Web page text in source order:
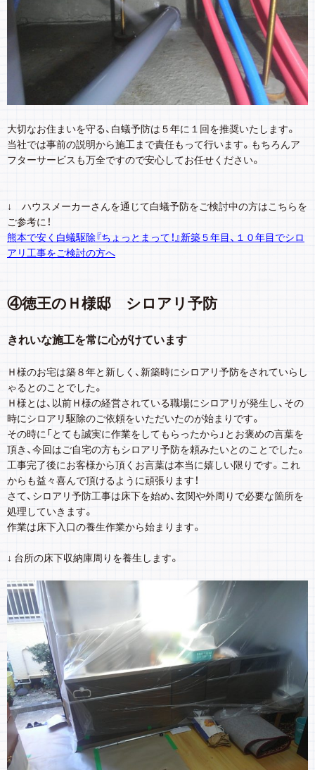
大切なお住まいを守る、白蟻予防は５年に１回を推奨いたします。
当社では事前の説明から施工まで責任もって行います。もちろんア
フターサービスも万全ですので安心してお任せください。
↓ ハウスメーカーさんを通じて白蟻予防をご検討中の方はこちらを
ご参考に！
熊本で安く白蟻駆除『ちょっとまって！』新築５年目、１０年目でシロ
アリ工事をご検討の方へ
④徳王のＨ様邸 シロアリ予防
きれいな施工を常に心がけています
Ｈ様のお宅は築８年と新しく、新築時にシロアリ予防をされていらし
ゃるとのことでした。
Ｈ様とは、以前Ｈ様の経営されている職場にシロアリが発生し、その
時にシロアリ駆除のご依頼をいただいたのが始まりです。
その時に「とても誠実に作業をしてもらったから」とお褒めの言葉を
頂き、今回はご自宅の方もシロアリ予防を頼みたいとのことでした。
工事完了後にお客様から頂くお言葉は本当に嬉しい限りです。これ
からも益々喜んで頂けるように頑張ります！
さて、シロアリ予防工事は床下を始め、玄関や外周りで必要な箇所を
処理していきます。
作業は床下入口の養生作業から始まります。
↓ 台所の床下収納庫周りを養生します。